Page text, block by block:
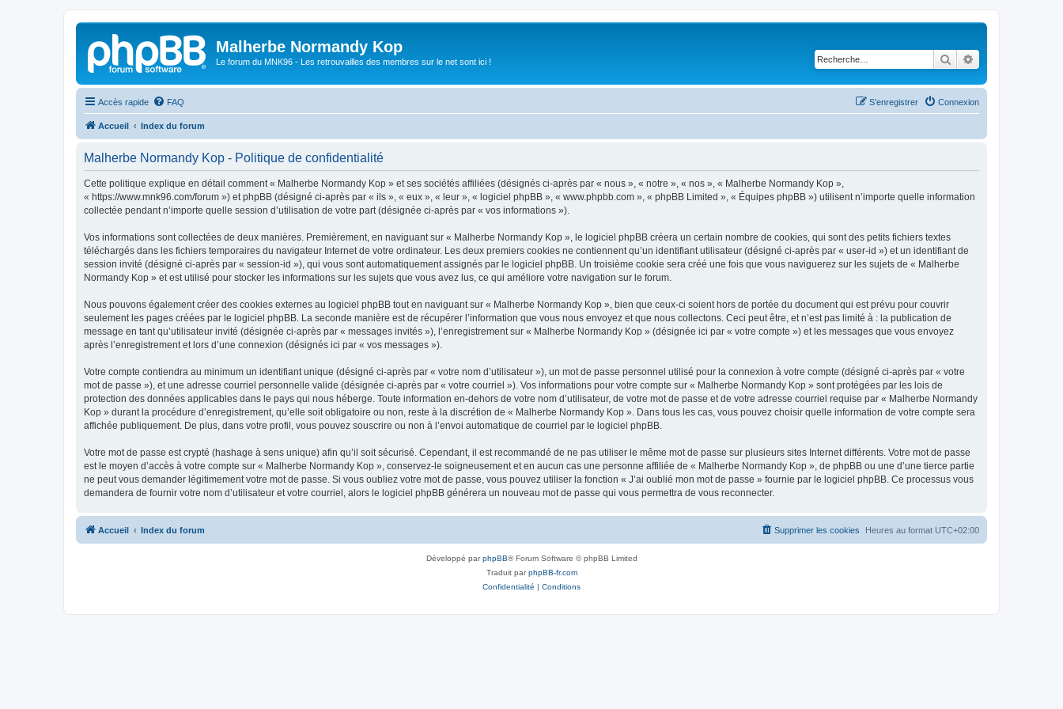
Malherbe Normandy Kop
Le forum du MNK96 - Les retrouvailles des membres sur le net sont ici ! Rechercher
Accès rapide FAQ Connexion
S’enregistrer
Accueil Index du forum
Malherbe Normandy Kop - Politique de confidentialité
Cette politique explique en détail comment « Malherbe Normandy Kop » et ses sociétés affiliées (désignés ci-après par « nous », « notre », « nos », « Malherbe Normandy Kop »,
« https://www.mnk96.com/forum ») et phpBB (désigné ci-après par « ils », « eux », « leur », « logiciel phpBB », « www.phpbb.com », « phpBB Limited », « Équipes phpBB ») utilisent n’importe quelle information
collectée pendant n’importe quelle session d’utilisation de votre part (désignée ci-après par « vos informations »).
Vos informations sont collectées de deux manières. Premièrement, en naviguant sur « Malherbe Normandy Kop », le logiciel phpBB créera un certain nombre de cookies, qui sont des petits fichiers textes
téléchargés dans les fichiers temporaires du navigateur Internet de votre ordinateur. Les deux premiers cookies ne contiennent qu’un identifiant utilisateur (désigné ci-après par « user-id ») et un identifiant de
session invité (désigné ci-après par « session-id »), qui vous sont automatiquement assignés par le logiciel phpBB. Un troisième cookie sera créé une fois que vous naviguerez sur les sujets de « Malherbe
Normandy Kop » et est utilisé pour stocker les informations sur les sujets que vous avez lus, ce qui améliore votre navigation sur le forum.
Nous pouvons également créer des cookies externes au logiciel phpBB tout en naviguant sur « Malherbe Normandy Kop », bien que ceux-ci soient hors de portée du document qui est prévu pour couvrir
seulement les pages créées par le logiciel phpBB. La seconde manière est de récupérer l’information que vous nous envoyez et que nous collectons. Ceci peut être, et n’est pas limité à : la publication de
message en tant qu’utilisateur invité (désignée ci-après par « messages invités »), l’enregistrement sur « Malherbe Normandy Kop » (désignée ici par « votre compte ») et les messages que vous envoyez
après l’enregistrement et lors d’une connexion (désignés ici par « vos messages »).
Votre compte contiendra au minimum un identifiant unique (désigné ci-après par « votre nom d’utilisateur »), un mot de passe personnel utilisé pour la connexion à votre compte (désigné ci-après par « votre
mot de passe »), et une adresse courriel personnelle valide (désignée ci-après par « votre courriel »). Vos informations pour votre compte sur « Malherbe Normandy Kop » sont protégées par les lois de
protection des données applicables dans le pays qui nous héberge. Toute information en-dehors de votre nom d’utilisateur, de votre mot de passe et de votre adresse courriel requise par « Malherbe Normandy
Kop » durant la procédure d’enregistrement, qu’elle soit obligatoire ou non, reste à la discrétion de « Malherbe Normandy Kop ». Dans tous les cas, vous pouvez choisir quelle information de votre compte sera
affichée publiquement. De plus, dans votre profil, vous pouvez souscrire ou non à l’envoi automatique de courriel par le logiciel phpBB.
Votre mot de passe est crypté (hashage à sens unique) afin qu’il soit sécurisé. Cependant, il est recommandé de ne pas utiliser le même mot de passe sur plusieurs sites Internet différents. Votre mot de passe
est le moyen d’accès à votre compte sur « Malherbe Normandy Kop », conservez-le soigneusement et en aucun cas une personne affiliée de « Malherbe Normandy Kop », de phpBB ou une d’une tierce partie
ne peut vous demander légitimement votre mot de passe. Si vous oubliez votre mot de passe, vous pouvez utiliser la fonction « J’ai oublié mon mot de passe » fournie par le logiciel phpBB. Ce processus vous
demandera de fournir votre nom d’utilisateur et votre courriel, alors le logiciel phpBB générera un nouveau mot de passe qui vous permettra de vous reconnecter.
Accueil Index du forum Heures au format UTC+02:00
Supprimer les cookies
Développé parphpBB® Forum Software © phpBB Limited
Traduit parphpBB-fr.com
Confidentialité | Conditions